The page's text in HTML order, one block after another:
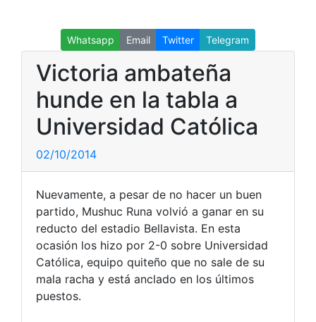
Whatsapp Email Twitter Telegram
Victoria ambateña
hunde en la tabla a
Universidad Católica
02/10/2014
Nuevamente, a pesar de no hacer un buen
partido, Mushuc Runa volvió a ganar en su
reducto del estadio Bellavista. En esta
ocasión los hizo por 2-0 sobre Universidad
Católica, equipo quiteño que no sale de su
mala racha y está anclado en los últimos
puestos.